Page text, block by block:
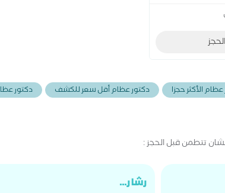
الأكثر حجزا دكتور عظام أقل سعر للكشف دكتور
تتطمن قبل الحجز :
رشا ر...